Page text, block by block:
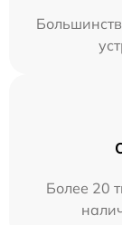
Более 20